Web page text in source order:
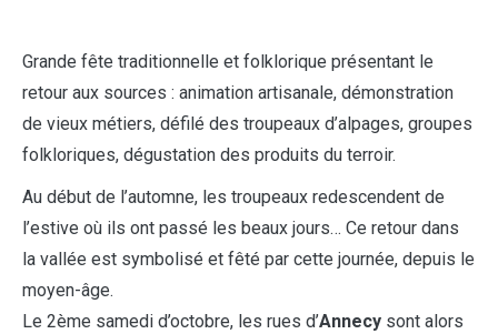
Grande fête traditionnelle et folklorique présentant le
retour aux sources : animation artisanale, démonstration
de vieux métiers, défilé des troupeaux d’alpages, groupes
folkloriques, dégustation des produits du terroir.
Au début de l’automne, les troupeaux redescendent de
l’estive où ils ont passé les beaux jours… Ce retour dans
la vallée est symbolisé et fêté par cette journée, depuis le
moyen-âge.
Le 2ème samedi d’octobre, les rues d’Annecy sont alors